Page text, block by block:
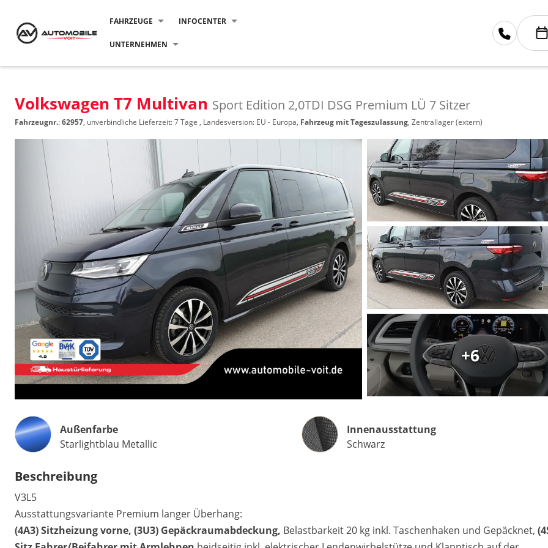
FAHRZEUGE INFOCENTER
UNTERNEHMEN
Volkswagen T7 Multivan Sport Edition 2,0TDI DSG Premium LÜ 7 Sitzer
Fahrzeugnr.:62957, unverbindliche Lieferzeit:7 Tage , Landesversion: EU - Europa, Fahrzeug mit Tageszulassung, Zentrallager (extern)
Matthias Voit
Geschäftsführung / Inhaber
Festnetz
0961 381 762
E-Mail
+6
Außenfarbe
Starlightblau Metallic
InnenausstattungInnenausstattung
Schwarz
Beschreibung
V3L5
Ausstattungsvariante Premium langer Überhang:
(4A3) Sitzheizung vorne, (3U3) Gepäckraumabdeckung, Belastbarkeit 20 kg inkl. Taschenhaken und Gepäcknet,